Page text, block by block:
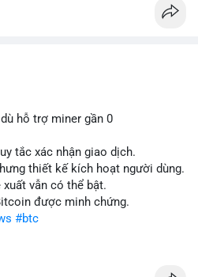
hỗ trợ miner gần 0
tắc xác nhận giao dịch.
thiết kế kích hoạt người dùng.
vẫn có thể bật.
được minh chứng.
#btc